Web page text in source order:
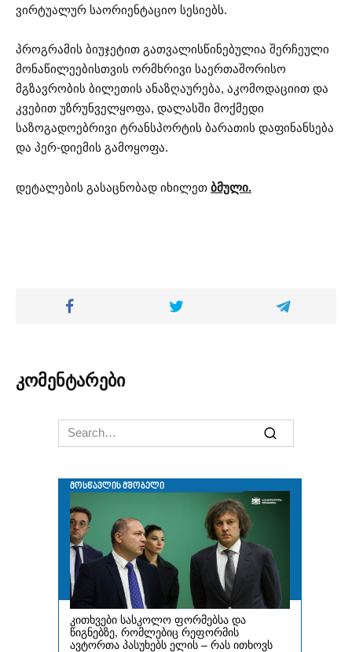
ვირტუალურ საორიენტაციო სესიებს.
პროგრამის ბიუჯეტით გათვალისწინებულია შერჩეული
მონაწილეებისთვის ორმხრივი საერთაშორისო
მგზავრობის ბილეთის ანაზღაურება, აკომოდაციით და
კვებით უზრუნველყოფა, დალასში მოქმედი
საზოგადოებრივი ტრანსპორტის ბარათის დაფინანსება
და პერ-დიემის გამოყოფა.
დეტალების გასაცნობად იხილეთ ბმული.
კომენტარები
Search
for: